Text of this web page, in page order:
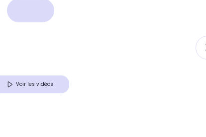
Voir les vidéos